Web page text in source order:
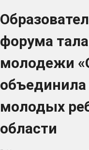
форума
молодежи
объединила
молодых
области